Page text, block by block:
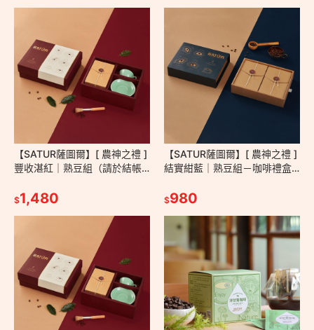
【SATUR薩圖爾】[ 農神之禮 ]
豐收湛紅｜熟豆組（請於結帳
備註將隨機出色）－咖啡禮盒
$1,480
【SATUR薩圖爾】[ 農神之禮 ]
結實紺藍｜熟豆組－咖啡禮盒
濾掛咖啡 送禮
$980